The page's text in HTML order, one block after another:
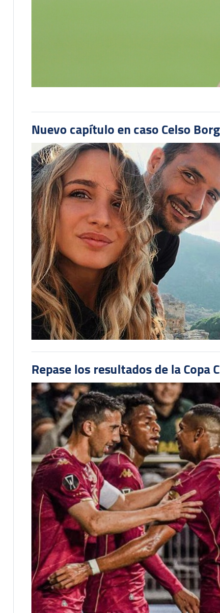
Nuevo capítulo en caso Celso
Repase los resultados de la Copa